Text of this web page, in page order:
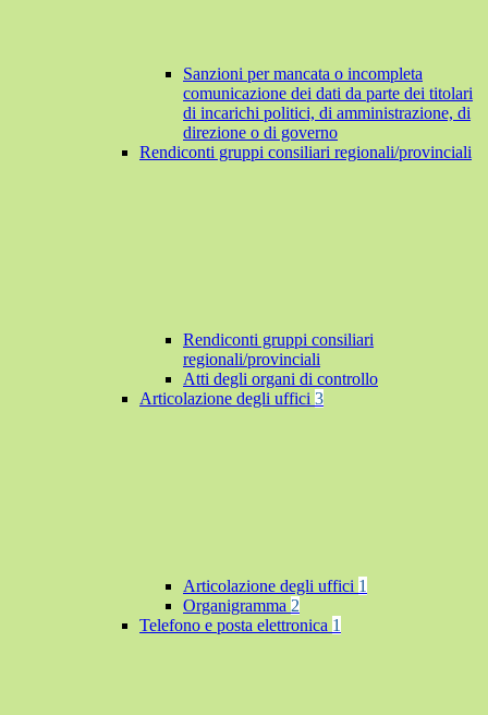
Sanzioni per mancata o incompleta
comunicazione dei dati da parte dei titolari
di incarichi politici, di amministrazione, di
direzione o di governo
Rendiconti gruppi consiliari regionali/provinciali
Rendiconti gruppi consiliari
regionali/provinciali
Atti degli organi di controllo
Articolazione degli uffici 3
Articolazione degli uffici 1
Organigramma 2
Telefono e posta elettronica 1